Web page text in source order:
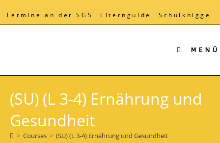
springen
Termine an der SGS Elternguide Schulknigge
MENÜ
(SU) (L 3-4) Ernährung und
Gesundheit
> Courses > (SU) (L 3-4) Ernährung und Gesundheit